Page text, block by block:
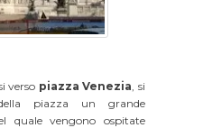
verso piazza Venezia , si
piazza un grande
quale vengono ospitate